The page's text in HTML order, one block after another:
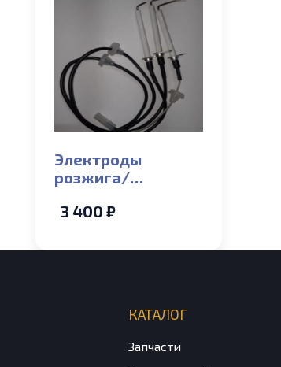
Электроды
розжига/
18/24-C/T-1/2 (от
3 400 ₽
КАТАЛОГ
Запчасти